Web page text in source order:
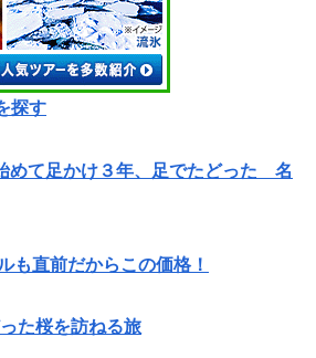
探す
めて足かけ３年、足でたどった 名
も直前だからこの価格！
た桜を訪ねる旅